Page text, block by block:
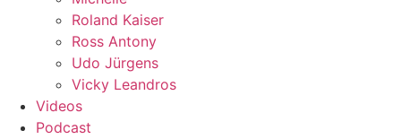
Roland Kaiser
Ross Antony
Udo Jürgens
Vicky Leandros
Videos
Podcast